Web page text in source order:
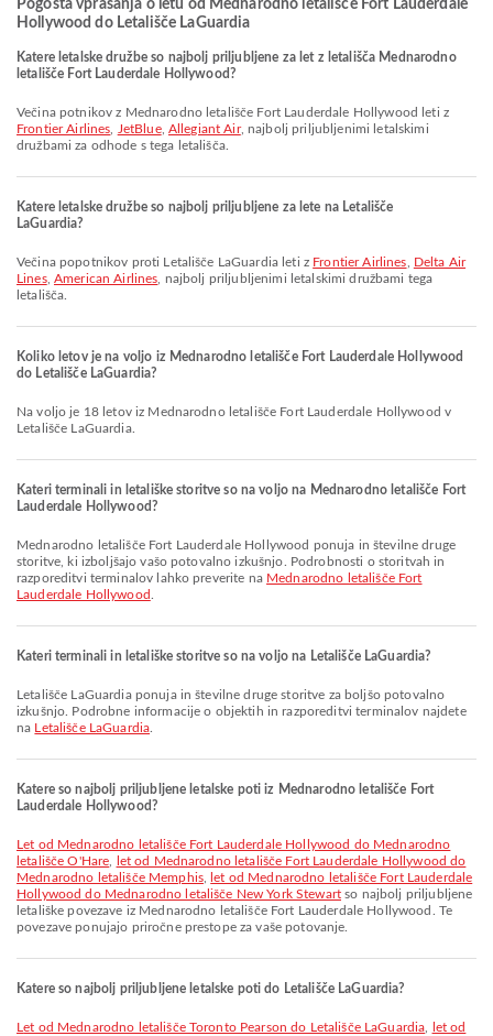
Pogosta vprašanja o letu od Mednarodno letališče Fort Lauderdale
Hollywood do Letališče LaGuardia
Katere letalske družbe so najbolj priljubljene za let z letališča Mednarodno
letališče Fort Lauderdale Hollywood?
Večina potnikov z Mednarodno letališče Fort Lauderdale Hollywood leti z
Frontier Airlines
JetBlue, Allegiant Air, najbolj priljubljenimi letalskimi
družbami za odhode s tega letališča.
Katere letalske družbe so najbolj priljubljene za lete na Letališče
LaGuardia?
Večina popotnikov proti Letališče LaGuardia leti z Frontier Airlines
Delta Air
Lines, American Airlines , najbolj priljubljenimi letalskimi družbami tega
letališča.
Koliko letov je na voljo iz Mednarodno letališče Fort Lauderdale Hollywood
do Letališče LaGuardia?
Na voljo je 18 letov iz Mednarodno letališče Fort Lauderdale Hollywood v
Letališče LaGuardia.
Kateri terminali in letališke storitve so na voljo na Mednarodno letališče Fort
Lauderdale Hollywood?
Mednarodno letališče Fort Lauderdale Hollywood ponuja in številne druge
storitve, ki izboljšajo vašo potovalno izkušnjo. Podrobnosti o storitvah in
razporeditvi terminalov lahko preverite na Mednarodno letališče Fort
Lauderdale Hollywood
Kateri terminali in letališke storitve so na voljo na Letališče LaGuardia?
Letališče LaGuardia ponuja in številne druge storitve za boljšo potovalno
izkušnjo. Podrobne informacije o objektih in razporeditvi terminalov najdete
na Letališče LaGuardia
Katere so najbolj priljubljene letalske poti iz Mednarodno letališče Fort
Lauderdale Hollywood?
let od Mednarodno letališče Fort Lauderdale Hollywood do Mednarodno
letališče O'Hare
let od Mednarodno letališče Fort Lauderdale Hollywood do
Mednarodno letališče Memphis,
let od Mednarodno letališče Fort Lauderdale
Hollywood do Mednarodno letališče New York Stewart so najbolj priljubljene
letališke povezave iz Mednarodno letališče Fort Lauderdale Hollywood. Te
povezave ponujajo priročne prestope za vaše potovanje.
Katere so najbolj priljubljene letalske poti do Letališče LaGuardia?
let od Mednarodno letališče Toronto Pearson do Letališče LaGuardia
let od